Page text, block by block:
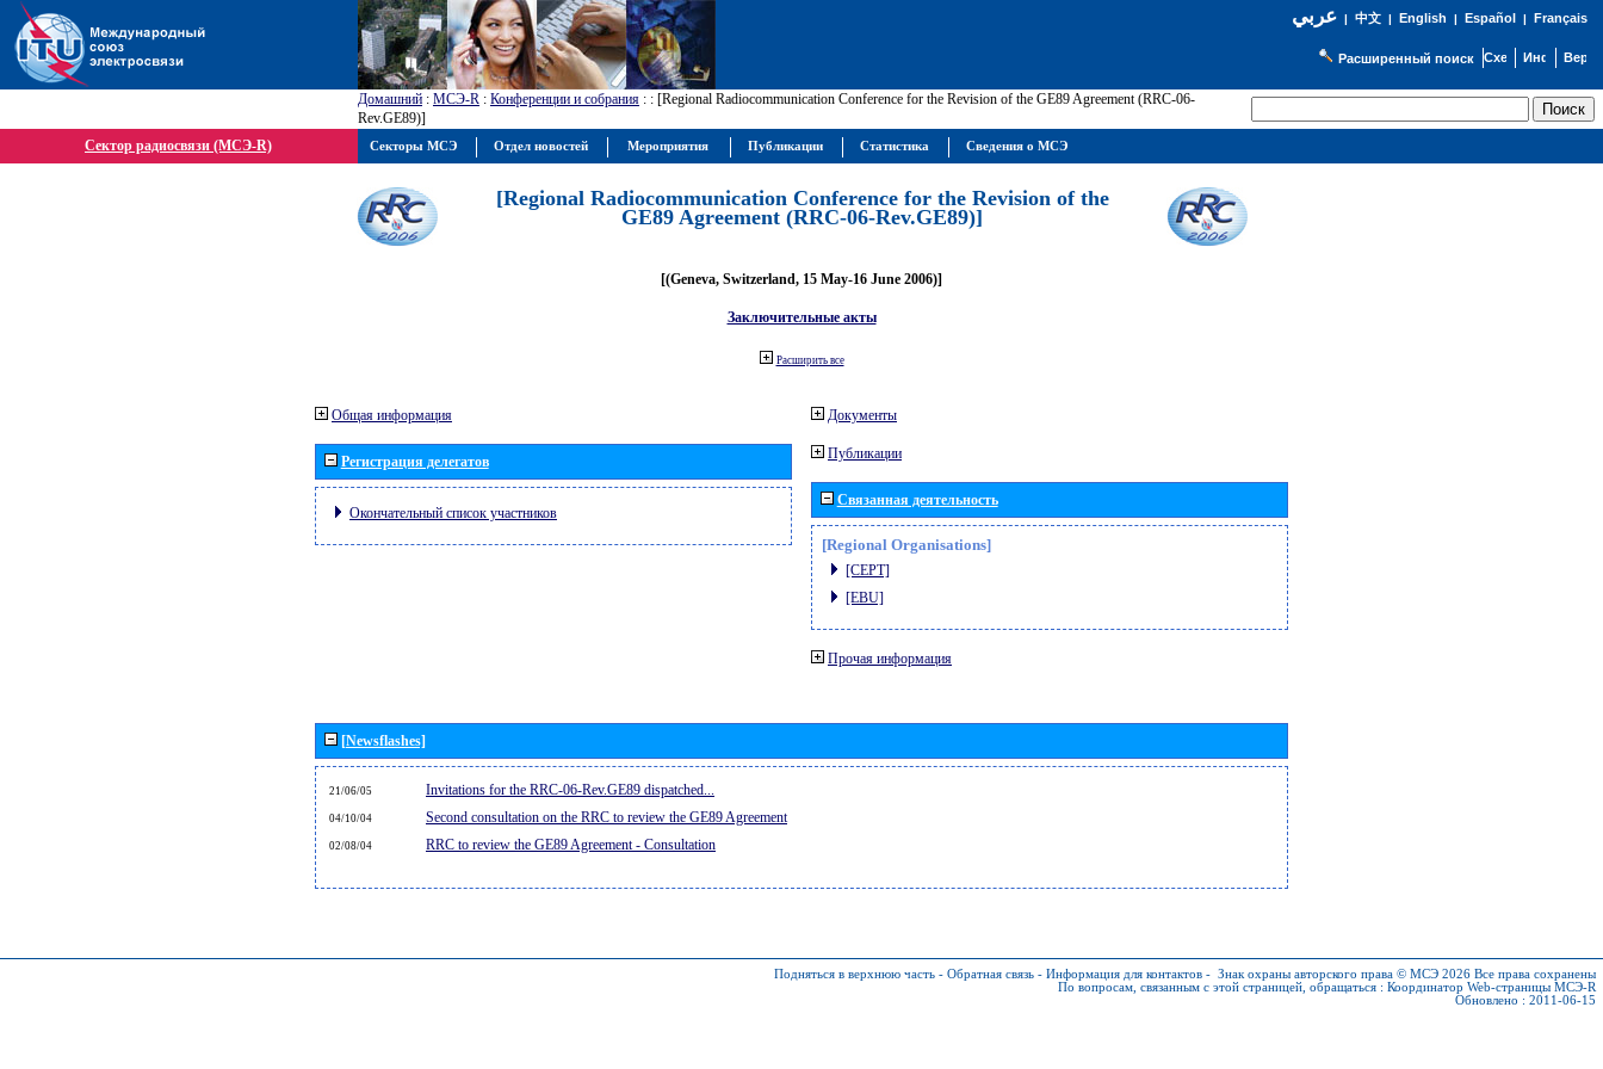
عربي| 中文| English | Español | Français
Расширенный поиск
Домашний : МСЭ-R : Конференции и собрания : : [Regional Radiocommunication Conference for the Revision of the GE89 Agreement (RRC-06-
Rev.GE89)]
Сектор радиосвязи (МСЭ-R)
[Regional Radiocommunication Conference for the Revision of the
GE89 Agreement (RRC-06-Rev.GE89)]
[(Geneva, Switzerland, 15 May-16 June 2006)]
Заключительные акты
Расширить все
Общая информация
Регистрация делегатов
Окончательный список участников
Документы
Публикации
Связанная деятельность
[Regional Organisations]
[CEPT]
[EBU]
Прочая информация
[Newsflashes]
21/06/05 Invitations for the RRC-06-Rev.GE89 dispatched...
04/10/04 Second consultation on the RRC to review the GE89 Agreement
02/08/04 RRC to review the GE89 Agreement - Consultation
Подняться в верхнюю часть - Обратная связь - Информация для контактов - Знак охраны авторского права © МСЭ 2026 Все права сохранены
По вопросам, связанным с этой страницей, обращаться : Координатор Web-страницы МСЭ-R
Обновлено : 2011-06-15
Секторы МСЭ Отдел новостей Мероприятия Публикации Статистика Сведения о МСЭ